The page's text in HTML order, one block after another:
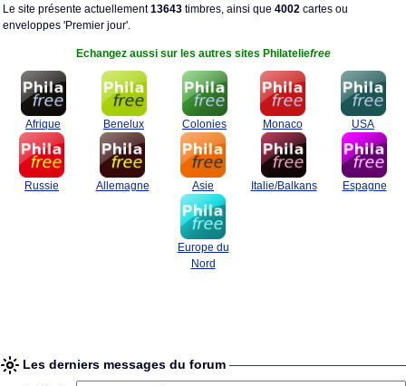
Le site présente actuellement13643 timbres, ainsi que 4002 cartes ou
enveloppes 'Premier jour'.
Echangez aussi sur les autres sites Philateliefree
Afrique Benelux Colonies Monaco USA
Russie Allemagne Asie Italie/Balkans Espagne
Europe du
Nord
Les derniers messages du forum